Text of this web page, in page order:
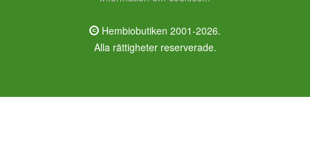
Hembiobutiken 2001-2026.
Alla rättigheter reserverade.